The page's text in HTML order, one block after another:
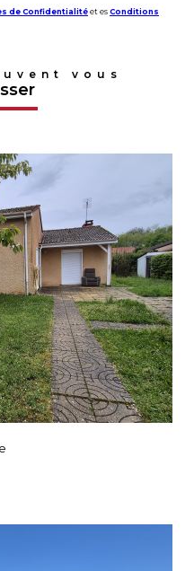
de Confidentialité et es Conditions
vous